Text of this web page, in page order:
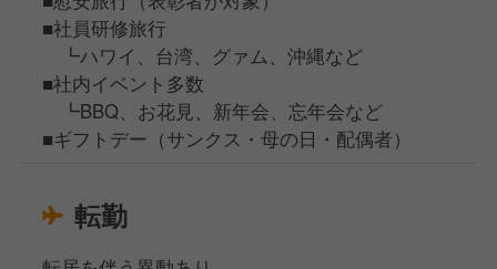
■社員研修旅行
┗ハワイ、台湾、グァム、沖縄など
■社内イベント多数
┗BBQ、お花見、新年会、忘年会など
■ギフトデー（サンクス・母の日・配偶者）
転勤